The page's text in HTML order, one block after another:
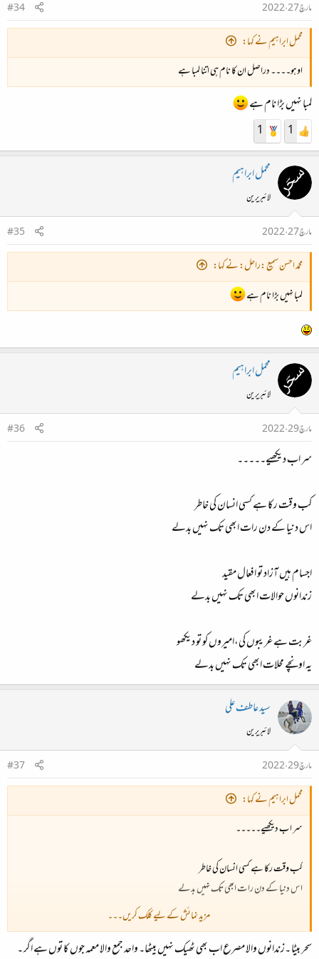
مارچ 27، 2022 #34
محمل ابراہیم نے کہا:
اوہو۔۔۔۔ دراصل ان کا نام ہی اتنا لمبا ہے
لمبا نہیں بڑا نام ہے
1
1
محمل ابراہیم
لائبریرین
مارچ 27، 2022
#35
محمّد احسن سمیع :راحل: نے کہا:
لمبا نہیں بڑا نام ہے
محمل ابراہیم
لائبریرین
مارچ 29، 2022
#36
سر اب دیکھیے۔۔۔۔۔
کب وقت رکا ہے کسی انسان کی خاطر
اس دنیا کے دن رات ابھی تک نہیں بدلے
اجسام ہیں آزاد تو افعال مقید
زندانوں حوالات ابھی تک نہیں بدلے
غربت ہے غریبوں کی،امیروں کو تو دیکھو
یہ اونچے محلات ابھی تک نہیں بدلے
سید عاطف علی
لائبریرین
مارچ 29، 2022
#37
محمل ابراہیم نے کہا:
سر اب دیکھیے۔۔۔۔۔
کب وقت رکا ہے کسی انسان کی خاطر
اس دنیا کے دن رات ابھی تک نہیں بدلے
اجسام ہیں آزاد تو افعال مقید
زندانوں حوالات ابھی تک نہیں بدلے
مزید نمائش کے لیے کلک کریں۔۔۔
سحر بیٹا ۔زندانوں والا مصرع اب بھی ٹھیک نہیں بیٹھا۔ واحد جمع والا معمہ جوں کا توں ہے اگر ۔